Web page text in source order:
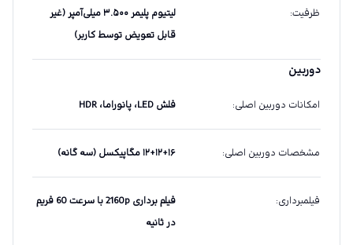
ظرفیت:
لیتیوم پلیمر ۳.۵۰۰ میلی‌آمپر (غیر
قابل تعویض توسط کاربر)
دوربین
امکانات دوربین اصلی: فلش LED، پانوراما، HDR
مشخصات دوربین اصلی: ۱۲+۱۲+۱۶ مگاپیکسل (سه گانه)
فیلمبرداری:
فیلم برداری 2160p با سرعت 60 فریم
در ثانیه